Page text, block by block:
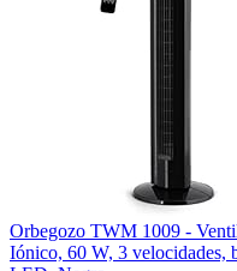
Orbegozo TWM 1009 -
Iónico, 60 W, 3 velocidades,